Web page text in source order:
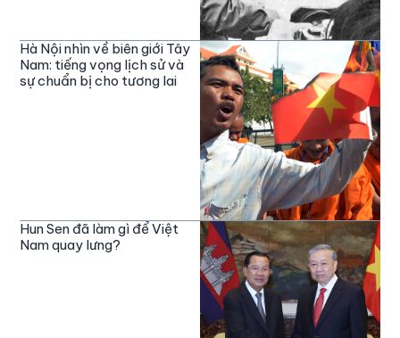
Hà Nội nhìn về biên giới Tây
Nam: tiếng vọng lịch sử và
sự chuẩn bị cho tương lai
Hun Sen đã làm gì để Việt
Nam quay lưng?